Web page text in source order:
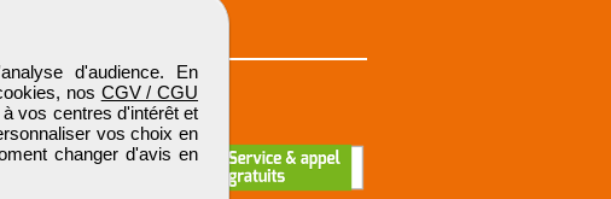
d'audience. En
nos CGV / CGU
vos centres d'intérêt et
vos choix en
changer d'avis en